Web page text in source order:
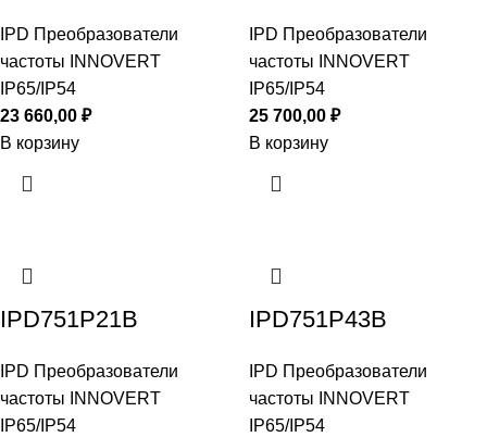
IPD Преобразователи
частоты INNOVERT
IP65/IP54
23 660,00 ₽
В корзину
IPD Преобразователи
частоты INNOVERT
IP65/IP54
25 700,00 ₽
В корзину
IPD751P21B
IPD Преобразователи
частоты INNOVERT
IP65/IP54
IPD751P43B
IPD Преобразователи
частоты INNOVERT
IP65/IP54